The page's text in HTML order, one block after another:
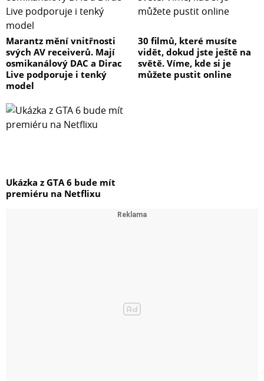
Marantz mění vnitřnosti
svých AV receiverů. Mají
osmikanálový DAC a Dirac
Live podporuje i tenký
model
30 filmů, které musíte
vidět, dokud jste ještě na
světě. Víme, kde si je
můžete pustit online
Ukázka z GTA 6 bude mít
premiéru na Netflixu